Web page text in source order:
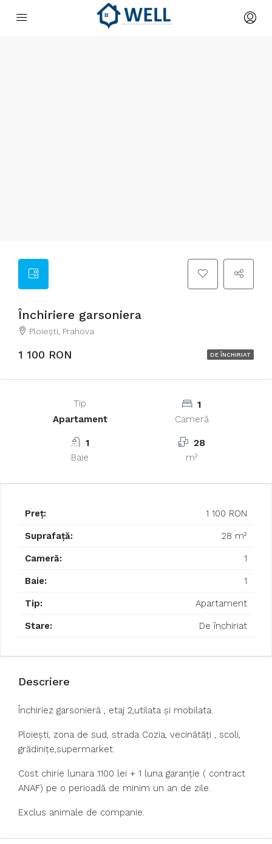
Închiriere garsoniera
Ploieşti, Prahova
1 100 RON DE ÎNCHIRIAT
Tip
Apartament
1
Cameră
1
Baie
28
m²
Preț: 1 100 RON
Suprafață: 28 m²
Cameră: 1
Baie: 1
Tip: Apartament
Stare: De închiriat
Descriere
Închiriez garsonieră , etaj 2,utilata și mobilata.
Ploiești, zona de sud, strada Cozia, vecinătăți , scoli,
grădinițe,supermarket.
Cost chirie lunara 1100 lei + 1 luna garanție ( contract
ANAF) pe o perioadă de minim un an de zile.
Exclus animale de companie.